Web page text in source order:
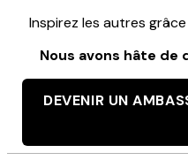
Inspirez les autres
Nous avons hâte de
DEVENIR UN